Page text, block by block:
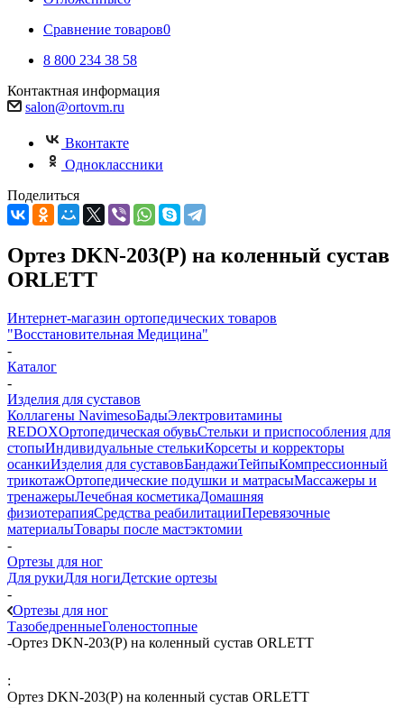
Сравнение товаров0
8 800 234 38 58
Контактная информация
salon@ortovm.ru
Вконтакте
Одноклассники
Поделиться
Ортез DKN-203(P) на коленный сустав
ORLETT
Интернет-магазин ортопедических товаров
"Восстановительная Медицина"
-
Каталог
-
Изделия для суставов
Коллагены NavimesoБадыЭлектровитамины
REDOXОртопедическая обувьСтельки и приспособления для
стопыИндивидуальные стелькиКорсеты и корректоры
осанкиИзделия для суставовБандажиТейпыКомпрессионный
трикотажОртопедические подушки и матрасыМассажеры и
тренажерыЛечебная косметикаДомашняя
физиотерапияСредства реабилитацииПеревязочные
материалыТовары после мастэктомии
-
Ортезы для ног
Для рукиДля ногиДетские ортезы
-
Ортезы для ног
ТазобедренныеГоленостопные
-Ортез DKN-203(P) на коленный сустав ORLETT
:
Ортез DKN-203(P) на коленный сустав ORLETT